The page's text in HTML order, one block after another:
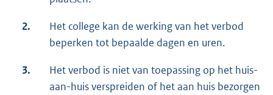
2.
Het college kan de werking van het verbod
beperken tot bepaalde dagen en uren.
3.
Het verbod is niet van toepassing op het huis-
aan-huis verspreiden of het aan huis bezorgen